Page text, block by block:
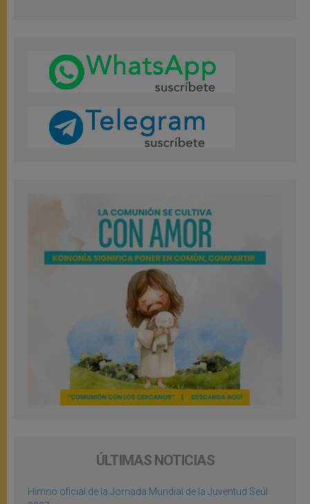
ÚLTIMAS NOTICIAS
Himno oficial de la Jornada Mundial de la Juventud Seúl